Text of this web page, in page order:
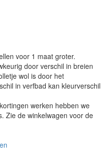
voor 1 maat groter.
door verschil in breien
wol is door het
in verfbad kan kleurverschil
werken hebben we
Zie de winkelwagen voor de